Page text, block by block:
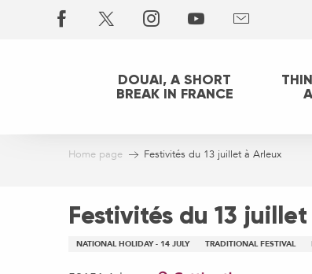
DOUAI, A SHORT
BREAK IN FRANCE
Home page Festivités du 13 juillet à Arleux
Festivités du 13
NATIONAL HOLIDAY - 14 JULY TRADITIONAL FESTIVAL